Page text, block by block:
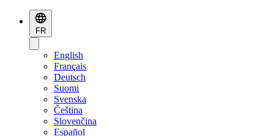
FR
English
Français
Deutsch
Suomi
Svenska
Čeština
Slovenčina
Español